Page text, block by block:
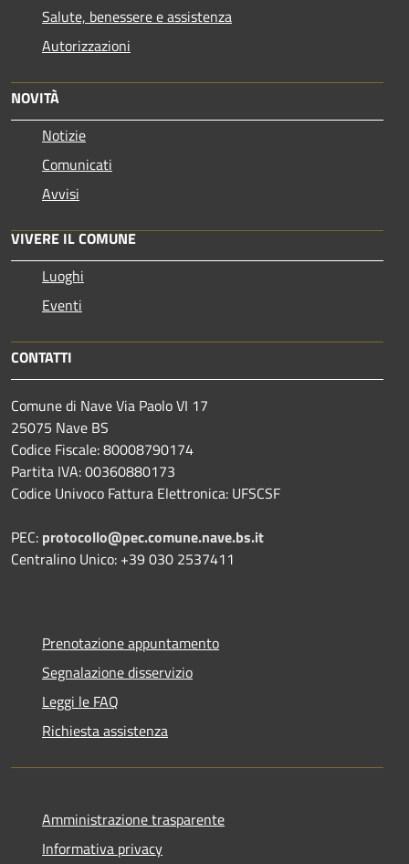
Salute, benessere e assistenza
Autorizzazioni
NOVITÀ
Notizie
Comunicati
Avvisi
VIVERE IL COMUNE
Luoghi
Eventi
CONTATTI
Comune di Nave Via Paolo VI 17
25075 Nave BS
Codice Fiscale: 80008790174
Partita IVA: 00360880173
Codice Univoco Fattura Elettronica: UFSCSF
PEC: protocollo@pec.comune.nave.bs.it
Centralino Unico: +39 030 2537411
Prenotazione appuntamento
Segnalazione disservizio
Leggi le FAQ
Richiesta assistenza
Amministrazione trasparente
Informativa privacy